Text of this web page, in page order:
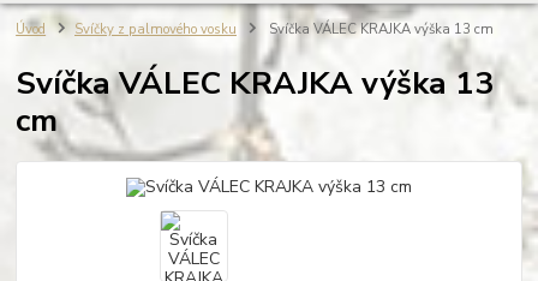
Úvod Svíčky z palmového vosku Svíčka VÁLEC KRAJKA výška 13 cm
Svíčka VÁLEC KRAJKA výška 13
cm